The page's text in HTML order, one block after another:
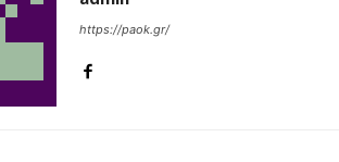
https://paok.gr/